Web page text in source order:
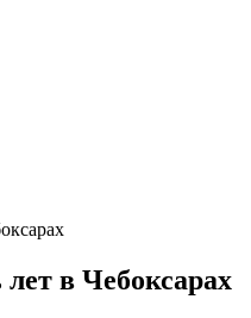
в Чебоксарах